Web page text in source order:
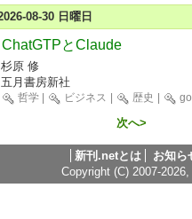
08-30 日曜日
ChatGTPとClaude
杉原 修
五月書房新社
哲学 ビジネス 歴史
次へ>
新刊.netとは
お知ら
Copyright (C) 2007-2026,